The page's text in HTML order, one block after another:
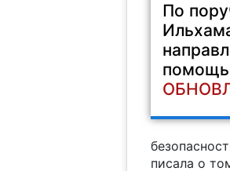
По
помощь
писала о